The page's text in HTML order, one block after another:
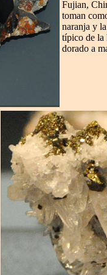
Fujian,
toman
naranja y
típico de la
dorado a